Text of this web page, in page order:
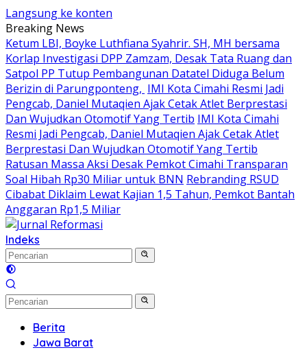
Langsung ke konten
Breaking News
Ketum LBI, Boyke Luthfiana Syahrir. SH, MH bersama
Korlap Investigasi DPP Zamzam, Desak Tata Ruang dan
Satpol PP Tutup Pembangunan Datatel Diduga Belum
Berizin di Parungponteng, IMI Kota Cimahi Resmi Jadi
Pengcab, Daniel Mutaqien Ajak Cetak Atlet Berprestasi
Dan Wujudkan Otomotif Yang Tertib IMI Kota Cimahi
Resmi Jadi Pengcab, Daniel Mutaqien Ajak Cetak Atlet
Berprestasi Dan Wujudkan Otomotif Yang Tertib
Ratusan Massa Aksi Desak Pemkot Cimahi Transparan
Soal Hibah Rp30 Miliar untuk BNN Rebranding RSUD
Cibabat Diklaim Lewat Kajian 1,5 Tahun, Pemkot Bantah
Anggaran Rp1,5 Miliar
Indeks
Berita
Jawa Barat